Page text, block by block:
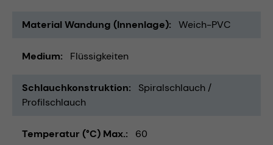
Material Wandung (Innenlage) Weich-PVC
Medium Flüssigkeiten
Schlauchkonstruktion
Spiralschlauch /
Profilschlauch
Temperatur (°C) Max. 60